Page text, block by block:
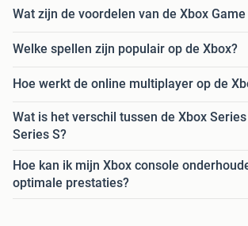
Wat zijn de voordelen van de Xbox Game
Welke spellen zijn populair op de Xbox?
Hoe werkt de online multiplayer op de
Wat is het verschil tussen de Xbox
Series S?
Hoe kan ik mijn Xbox console
optimale prestaties?